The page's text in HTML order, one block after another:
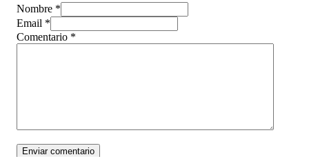
Nombre *
Email *
Comentario *